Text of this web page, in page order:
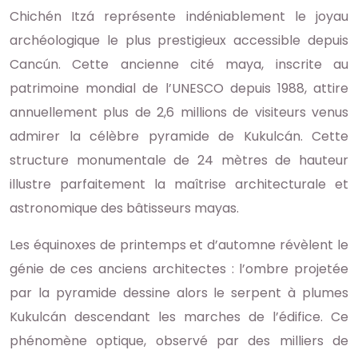
Chichén Itzá représente indéniablement le joyau
archéologique le plus prestigieux accessible depuis
Cancún. Cette ancienne cité maya, inscrite au
patrimoine mondial de l’UNESCO depuis 1988, attire
annuellement plus de 2,6 millions de visiteurs venus
admirer la célèbre pyramide de Kukulcán. Cette
structure monumentale de 24 mètres de hauteur
illustre parfaitement la maîtrise architecturale et
astronomique des bâtisseurs mayas.
Les équinoxes de printemps et d’automne révèlent le
génie de ces anciens architectes : l’ombre projetée
par la pyramide dessine alors le serpent à plumes
Kukulcán descendant les marches de l’édifice. Ce
phénomène optique, observé par des milliers de